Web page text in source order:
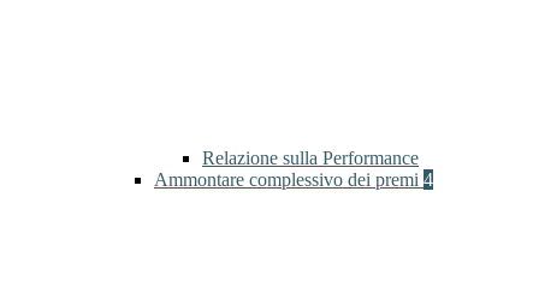
Relazione sulla Performance
Ammontare complessivo dei premi 4